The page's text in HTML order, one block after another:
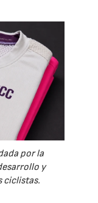
por la
y
ciclistas.